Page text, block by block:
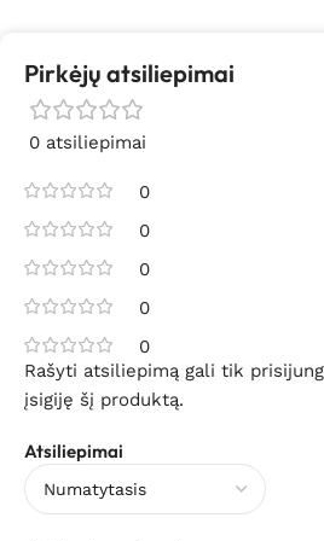
Pirkėjų atsiliepimai
0 atsiliepimai
0
0
0
0
0
Atsiliepimai
Rašyti atsiliepimą gali tik
įsigiję šį produktą.